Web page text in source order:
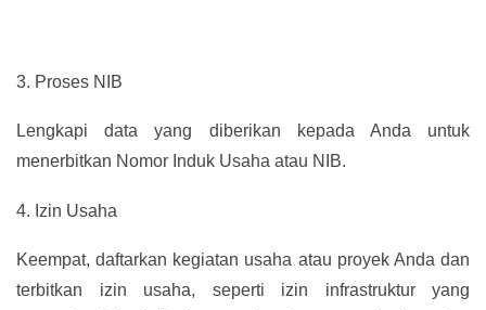
3. Proses NIB
Lengkapi data yang diberikan kepada Anda untuk
menerbitkan Nomor Induk Usaha atau NIB.
4. Izin Usaha
Keempat, daftarkan kegiatan usaha atau proyek Anda dan
terbitkan izin usaha, seperti izin infrastruktur yang